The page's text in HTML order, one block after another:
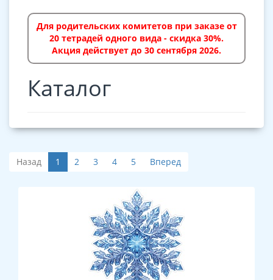
Для родительских комитетов при заказе от
20 тетрадей одного вида - скидка 30%.
Акция действует до 30 сентября 2026.
Каталог
Назад 1 2 3 4 5 Вперед